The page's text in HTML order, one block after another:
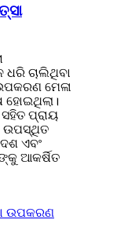
ଧରି ଚାଲିଥିବା
ମେଳା
ହୋଇଥିଲା।
ପ୍ରାୟ
ଉପସ୍ଥିତ
ଏବଂ
ଆକର୍ଷିତ